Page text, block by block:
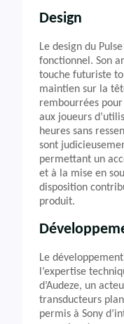
Design
Le design du
fonctionnel. Son
touche futuriste
maintien sur la
rembourrées
aux joueurs
heures sans
sont
permettant un
et à la mise en
disposition
produit.
Le
l’expertise
d’Audeze, un
transducteurs
permis à Sony